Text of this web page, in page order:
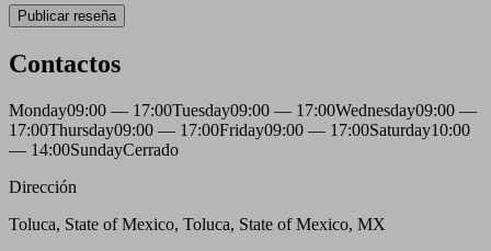
Publicar reseña
Contactos
Monday09:00 — 17:00Tuesday09:00 — 17:00Wednesday09:00 —
17:00Thursday09:00 — 17:00Friday09:00 — 17:00Saturday10:00
— 14:00SundayCerrado
Dirección
Toluca, State of Mexico, Toluca, State of Mexico, MX